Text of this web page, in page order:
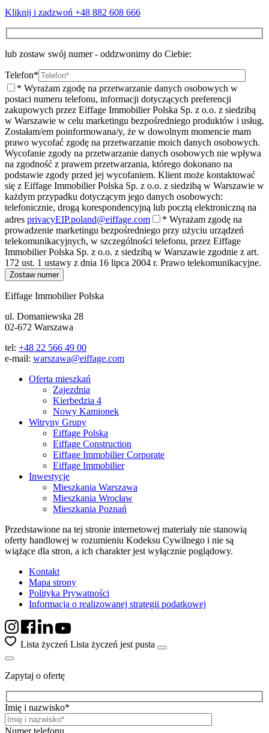
Kliknij i zadzwoń +48 882 608 666
lub zostaw swój numer - oddzwonimy do Ciebie:
Telefon*
* Wyrażam zgodę na przetwarzanie danych osobowych w
postaci numeru telefonu, informacji dotyczących preferencji
zakupowych przez Eiffage Immobilier Polska Sp. z o.o. z siedzibą
w Warszawie w celu marketingu bezpośredniego produktów i usług.
Zostałam/em poinformowana/y, że w dowolnym momencie mam
prawo wycofać zgodę na przetwarzanie moich danych osobowych.
Wycofanie zgody na przetwarzanie danych osobowych nie wpływa
na zgodność z prawem przetwarzania, którego dokonano na
podstawie zgody przed jej wycofaniem. Klient może kontaktować
się z Eiffage Immobilier Polska Sp. z o.o. z siedzibą w Warszawie w
każdym przypadku dotyczącym jego danych osobowych:
telefonicznie, drogą korespondencyjną lub pocztą elektroniczną na
adres privacyEIP.poland@eiffage.com
* Wyrażam zgodę na
prowadzenie marketingu bezpośredniego przy użyciu urządzeń
telekomunikacyjnych, w szczególności telefonu, przez Eiffage
Immobilier Polska Sp. z o.o. z siedzibą w Warszawie zgodnie z art.
172 ust. 1 ustawy z dnia 16 lipca 2004 r. Prawo telekomunikacyjne.
Zostaw numer
Eiffage Immobilier Polska
ul. Domaniewska 28
02-672 Warszawa
tel: +48 22 566 49 00
e-mail: warszawa@eiffage.com
Oferta mieszkań
Zajezdnia
Kierbedzia 4
Nowy Kamionek
Witryny Grupy
Eiffage Polska
Eiffage Construction
Eiffage Immobilier Corporate
Eiffage Immobilier
Inwestycje
Mieszkania Warszawa
Mieszkania Wrocław
Mieszkania Poznań
Przedstawione na tej stronie internetowej materiały nie stanowią
oferty handlowej w rozumieniu Kodeksu Cywilnego i nie są
wiążące dla stron, a ich charakter jest wyłącznie poglądowy.
Kontakt
Mapa strony
Polityka Prywatności
Informacja o realizowanej strategii podatkowej
Lista życzeń Lista życzeń jest pusta
Zapytaj o ofertę
Imię i nazwisko*